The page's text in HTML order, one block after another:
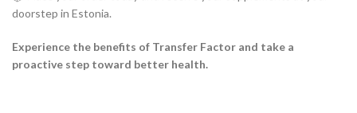
doorstep in Estonia.
Experience the benefits of Transfer Factor and take a
proactive step toward better health.